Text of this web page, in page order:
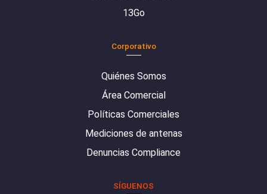
13Go
Corporativo
Quiénes Somos
Área Comercial
Políticas Comerciales
Mediciones de antenas
Denuncias Compliance
SÍGUENOS